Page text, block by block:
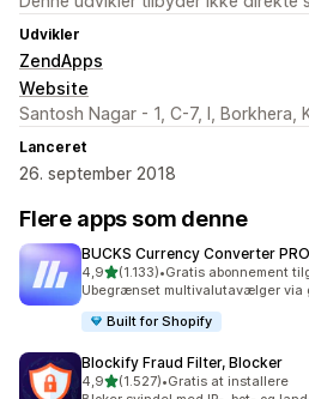
Udvikler
ZendApps
Website
Santosh Nagar - 1, C-7, I, Borkhera,
Lanceret
26. september 2018
Flere apps som denne
BUCKS Currency Converter
4,9ud af 5 stjerner
(1.133)
1133 anmeldelser i alt
•Gratis abonnement
Ubegrænset multivalutavælger via
Built for Shopify
Blockify Fraud Filter, Blocker
4,9ud af 5 stjerner
(1.527)
1527 anmeldelser i alt
•Gratis at installere